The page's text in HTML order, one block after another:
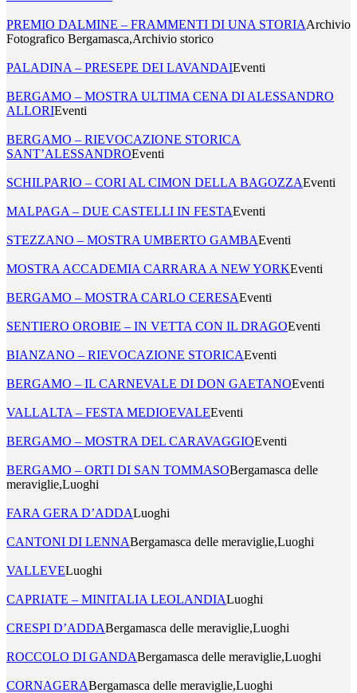
PREMIO DALMINE – FRAMMENTI DI UNA STORIAArchivio
Fotografico Bergamasca,Archivio storico
PALADINA – PRESEPE DEI LAVANDAIEventi
BERGAMO – MOSTRA ULTIMA CENA DI ALESSANDRO
ALLORIEventi
BERGAMO – RIEVOCAZIONE STORICA
SANT’ALESSANDROEventi
SCHILPARIO – CORI AL CIMON DELLA BAGOZZAEventi
MALPAGA – DUE CASTELLI IN FESTAEventi
STEZZANO – MOSTRA UMBERTO GAMBAEventi
MOSTRA ACCADEMIA CARRARA A NEW YORKEventi
BERGAMO – MOSTRA CARLO CERESAEventi
SENTIERO OROBIE – IN VETTA CON IL DRAGOEventi
BIANZANO – RIEVOCAZIONE STORICAEventi
BERGAMO – IL CARNEVALE DI DON GAETANOEventi
VALLALTA – FESTA MEDIOEVALEEventi
BERGAMO – MOSTRA DEL CARAVAGGIOEventi
BERGAMO – ORTI DI SAN TOMMASOBergamasca delle
meraviglie,Luoghi
FARA GERA D’ADDALuoghi
CANTONI DI LENNABergamasca delle meraviglie,Luoghi
VALLEVELuoghi
CAPRIATE – MINITALIA LEOLANDIALuoghi
CRESPI D’ADDABergamasca delle meraviglie,Luoghi
ROCCOLO DI GANDABergamasca delle meraviglie,Luoghi
CORNAGERABergamasca delle meraviglie,Luoghi